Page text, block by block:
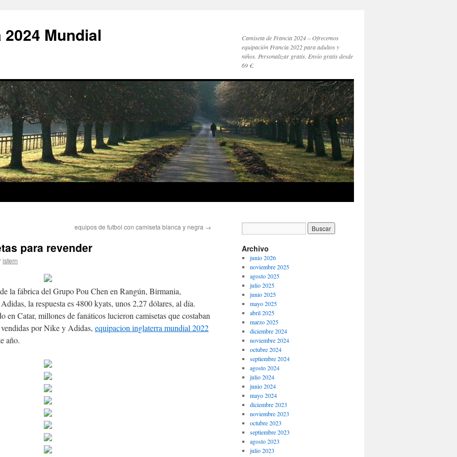
Mundial
Camiseta de Francia 2024 – Ofrecemos
equipación Francia 2022 para adultos y
niños. Personalizar gratis. Envío gratis desde
69 €.
equipos de futbol con camiseta blanca y negra →
para revender
istern
la fábrica del Grupo Pou Chen en Rangún, Birmania,
la respuesta es 4800 kyats, unos 2,27 dólares, al día.
en Catar, millones de fanáticos lucieron camisetas que costaban
por Nike y Adidas, equipacion inglaterra mundial 2022
año.
Archivo
junio 2026
noviembre 2025
agosto 2025
julio 2025
junio 2025
mayo 2025
abril 2025
marzo 2025
diciembre 2024
noviembre 2024
octubre 2024
septiembre 2024
agosto 2024
julio 2024
junio 2024
mayo 2024
diciembre 2023
noviembre 2023
octubre 2023
septiembre 2023
agosto 2023
julio 2023